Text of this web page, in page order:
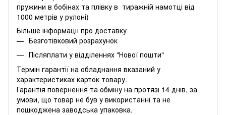
пружини в бобінах та плівку в тиражній намотці від
1000 метрів у рулоні)
Більше інформації про доставку
Безготівковий розрахунок
Післяплати у відділеннях "Нової пошти"
Термін гарантії на обладнання вказаний у
характеристиках карток товару.
Гарантія повернення та обміну на протязі 14 днів, за
умови, що товар не був у використанні та не
пошкоджена заводська упаковка.